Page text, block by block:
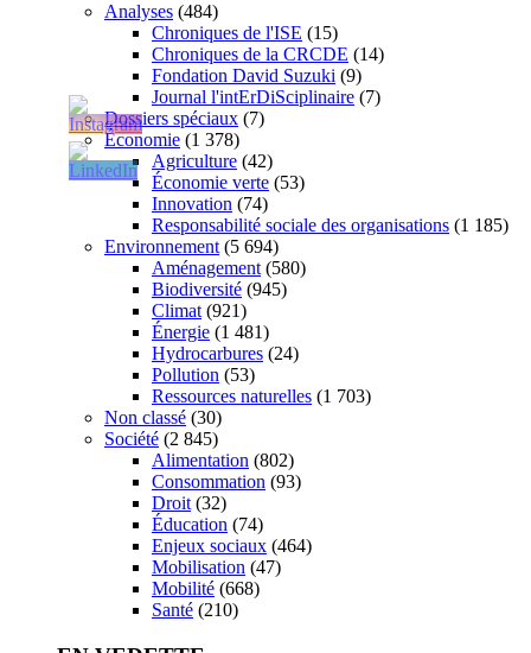
Analyses (484)
Chroniques de l'ISE (15)
Chroniques de la CRCDE (14)
Fondation David Suzuki (9)
Journal l'intErDiSciplinaire (7)
Dossiers spéciaux (7)
Économie (1 378)
Agriculture (42)
Économie verte (53)
Innovation (74)
Responsabilité sociale des organisations (1 185)
Environnement (5 694)
Aménagement (580)
Biodiversité (945)
Climat (921)
Énergie (1 481)
Hydrocarbures (24)
Pollution (53)
Ressources naturelles (1 703)
Non classé (30)
Société (2 845)
Alimentation (802)
Consommation (93)
Droit (32)
Éducation (74)
Enjeux sociaux (464)
Mobilisation (47)
Mobilité (668)
Santé (210)